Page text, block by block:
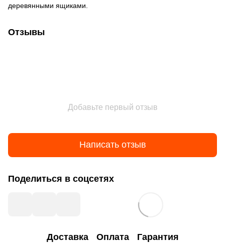
деревянными ящиками.
Отзывы
Добавьте первый отзыв
Написать отзыв
Поделиться в соцсетях
Доставка Оплата Гарантия